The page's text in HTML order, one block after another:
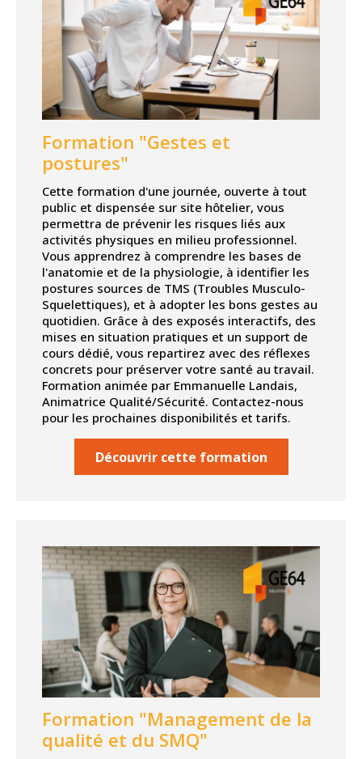
Formation "Gestes et
postures"
Cette formation d'une journée, ouverte à tout
public et dispensée sur site hôtelier, vous
permettra de prévenir les risques liés aux
activités physiques en milieu professionnel.
Vous apprendrez à comprendre les bases de
l'anatomie et de la physiologie, à identifier les
postures sources de TMS (Troubles Musculo-
Squelettiques), et à adopter les bons gestes au
quotidien. Grâce à des exposés interactifs, des
mises en situation pratiques et un support de
cours dédié, vous repartirez avec des réflexes
concrets pour préserver votre santé au travail.
Formation animée par Emmanuelle Landais,
Animatrice Qualité/Sécurité. Contactez-nous
pour les prochaines disponibilités et tarifs.
Découvrir cette formation
Formation "Management de la
qualité et du SMQ"